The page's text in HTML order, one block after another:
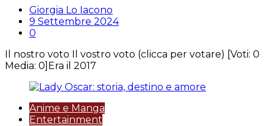
Giorgia Lo Iacono
9 Settembre 2024
0
Il nostro voto Il vostro voto (clicca per votare) [Voti: 0
Media: 0]Era il 2017
Anime e Manga
Entertainment